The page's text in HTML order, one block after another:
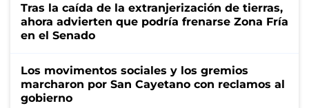
Tras la caída de la extranjerización de tierras,
ahora advierten que podría frenarse Zona Fría
en el Senado
Los movimentos sociales y los gremios
marcharon por San Cayetano con reclamos al
gobierno